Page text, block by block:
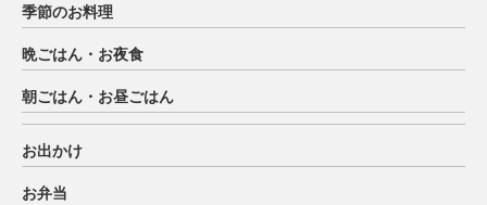
季節のお料理
晩ごはん・お夜食
朝ごはん・お昼ごはん
お出かけ
お弁当